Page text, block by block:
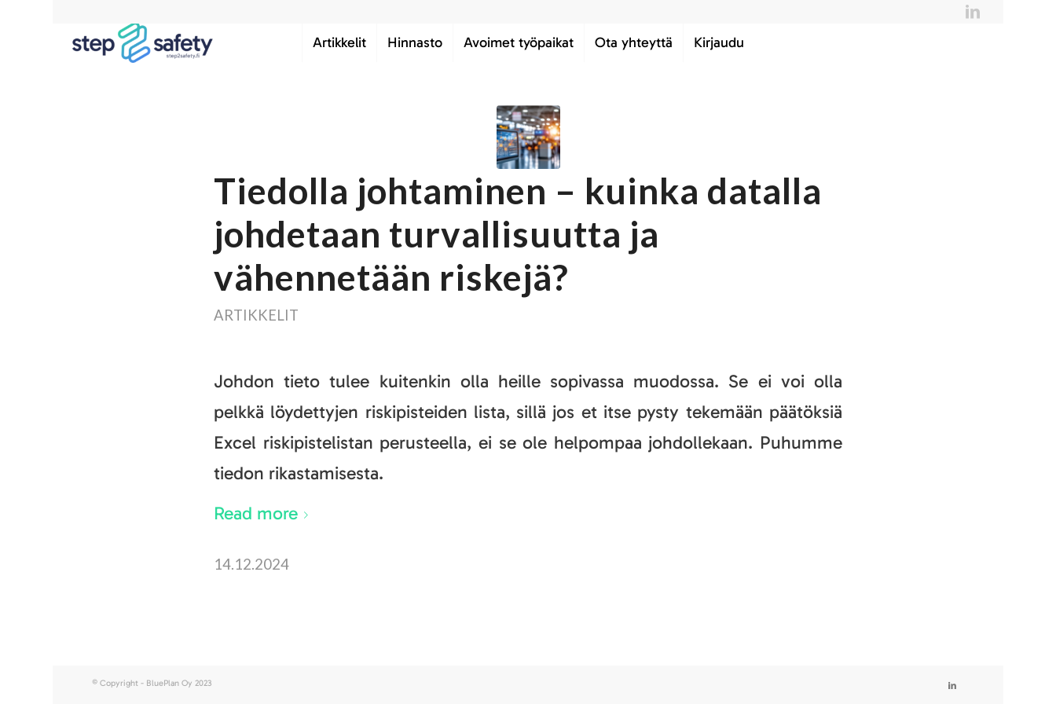
Artikkelit Hinnasto Avoimet työpaikat Ota yhteyttä Kirjaudu
Tiedolla johtaminen – kuinka datalla
johdetaan turvallisuutta ja
vähennetään riskejä?
ARTIKKELIT
Johdon tieto tulee kuitenkin olla heille sopivassa muodossa. Se ei voi olla
pelkkä löydettyjen riskipisteiden lista, sillä jos et itse pysty tekemään päätöksiä
Excel riskipistelistan perusteella, ei se ole helpompaa johdollekaan. Puhumme
tiedon rikastamisesta.
Read more
14.12.2024
© Copyright - BluePlan Oy 2023